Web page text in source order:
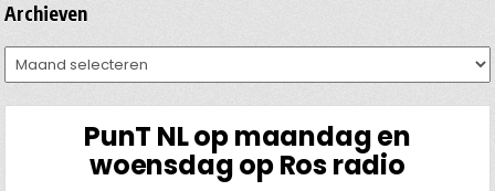
Archieven
Archieven
PunT NL op maandag en
woensdag op Ros radio